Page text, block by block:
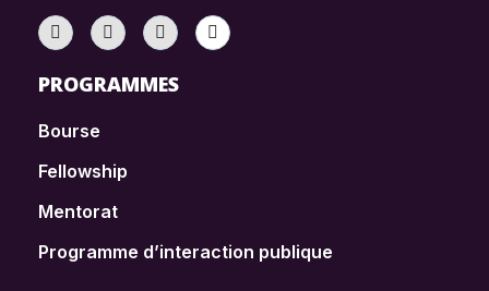
PROGRAMMES
Bourse
Fellowship
Mentorat
Programme d’interaction publique